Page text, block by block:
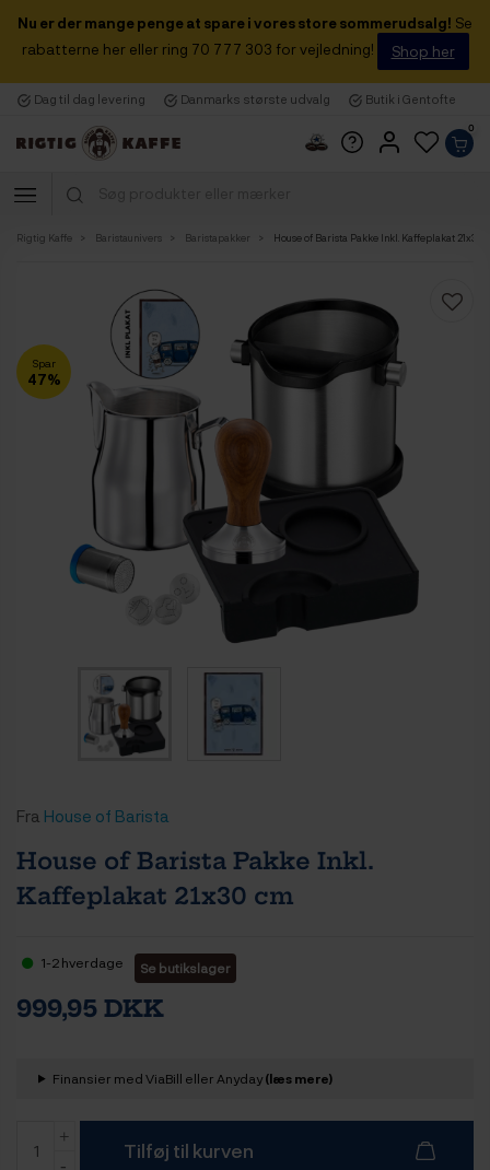
Nu er der mange penge at spare i vores store sommerudsalg! Se
rabatterne her eller ring 70 777 303 for vejledning!
Shop her
Dag til dag levering Danmarks største udvalg Butik i Gentofte
0
Rigtig Kaffe Baristaunivers Baristapakker House of Barista Pakke Inkl. Kaffeplakat 21x30
Spar
47%
Fra House of Barista
House of Barista Pakke Inkl.
Kaffeplakat 21x30 cm
1-2 hverdage Se butikslager
999,95 DKK
Finansier med ViaBill eller Anyday(læs mere)
Tilføj til kurven